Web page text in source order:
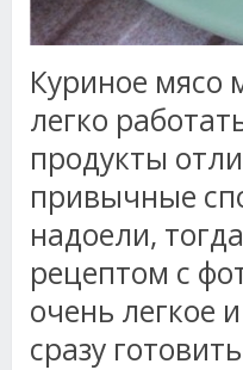
Куриное мясо
легко
продукты
привычные
надоели,
рецептом с
очень легкое
сразу